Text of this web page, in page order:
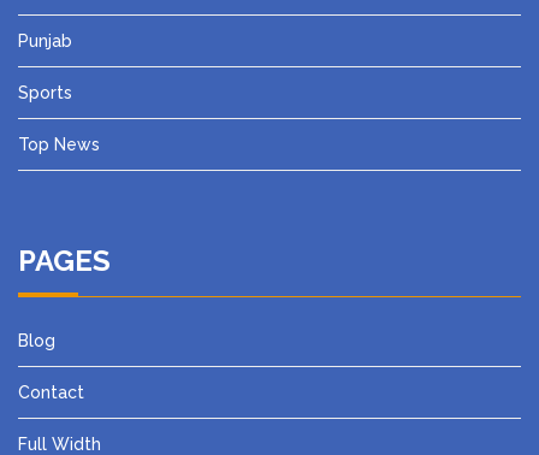
Punjab
Sports
Top News
PAGES
Blog
Contact
Full Width